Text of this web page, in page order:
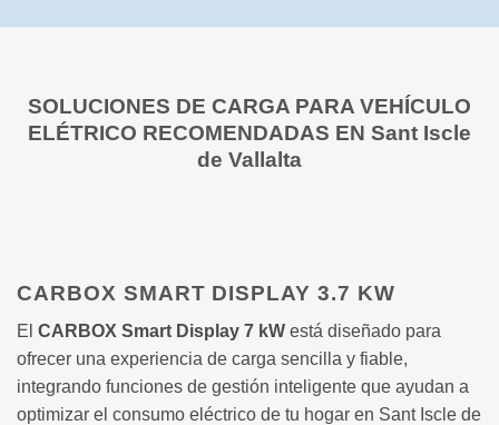
SOLUCIONES DE CARGA PARA VEHÍCULO
ELÉTRICO RECOMENDADAS EN Sant Iscle
de Vallalta
CARBOX SMART DISPLAY 3.7 KW
El CARBOX Smart Display 7 kW está diseñado para
ofrecer una experiencia de carga sencilla y fiable,
integrando funciones de gestión inteligente que ayudan a
optimizar el consumo eléctrico de tu hogar en Sant Iscle de